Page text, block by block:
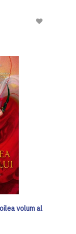
Adaugă
volum al